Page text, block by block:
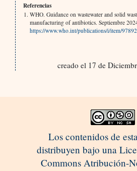
Referencias
WHO. Guidance on wastewater and solid
manufacturing of antibiotics. Septiembre
https://www.who.int/publications/i/item/
creado el 17 de
Los contenidos de
distribuyen bajo una
Commons Atribución-